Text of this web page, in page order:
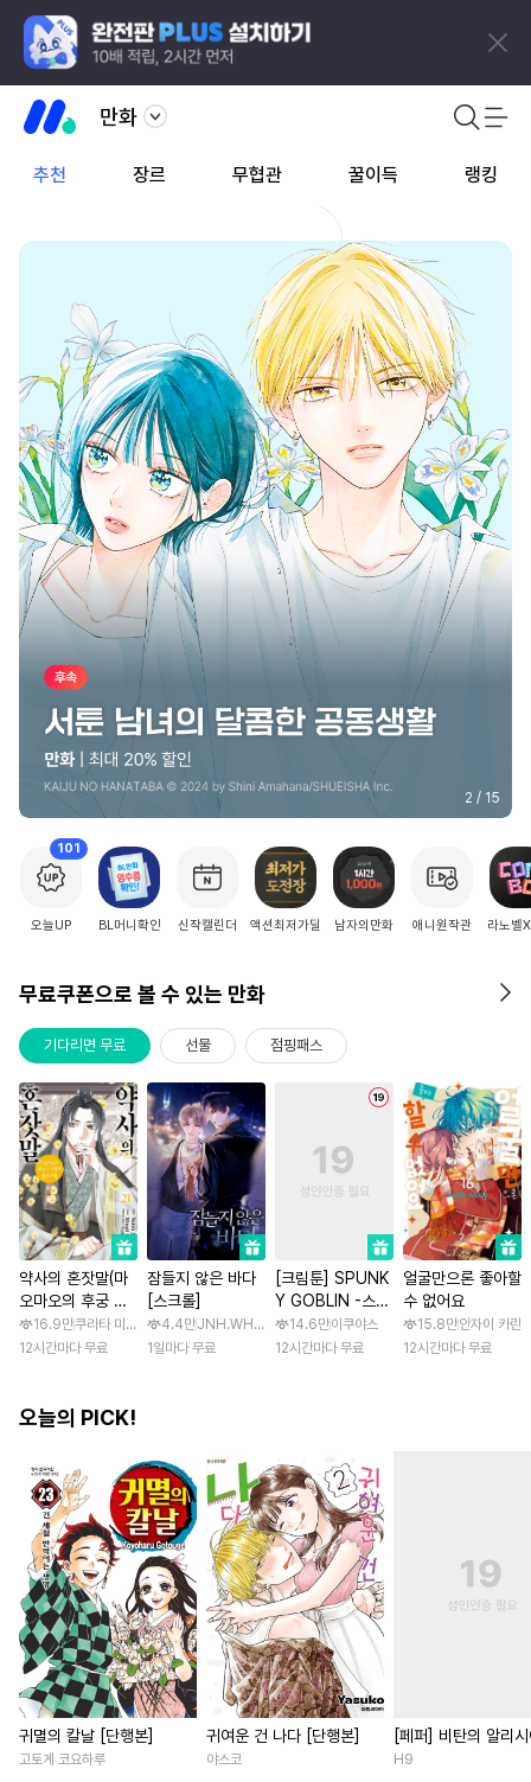
만화
추천 장르 무협관 꿀이득 랭킹
2 / 15
101
오늘UP BL머니확인 신작캘린더 액션최저가딜 남자의만화 애니원작관 라노벨
무료쿠폰으로 볼 수 있는 만화
기다리면 무료 선물 점핑패스
약사의 혼잣말(마
오마오의 후궁 수
수께끼 풀이수첩)
16.9만쿠라타 미노지 / 휴우가 나츠
12시간마다 무료
잠들지 않은 바다
[스크롤]
4.4만JNH.WH Studio / Lasso
1일마다 무료
[크림툰] SPUNK
Y GOBLIN -스펑
키 고블린- [스크
롤]
14.6만이쿠야스
12시간마다 무료
얼굴만으론 좋아할
수 없어요
15.8만안자이 카린
12시간마다 무료
오늘의 PICK!
귀멸의 칼날 [단행본]
고토게 코요하루
귀여운 건 나다 [단행본]
야스코
[페퍼] 비탄의 알리
H9